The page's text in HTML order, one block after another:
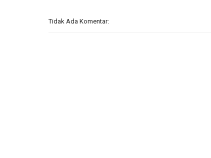
Tidak Ada Komentar: